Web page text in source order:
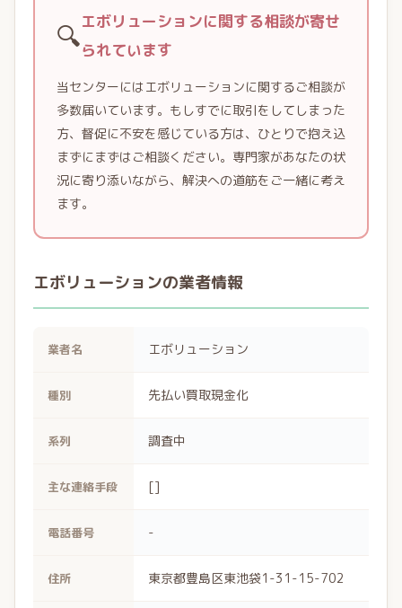
🔍エボリューションに関する相談が寄せ
られています
当センターにはエボリューションに関するご相談が
多数届いています。もしすでに取引をしてしまった
方、督促に不安を感じている方は、ひとりで抱え込
まずにまずはご相談ください。専門家があなたの状
況に寄り添いながら、解決への道筋をご一緒に考え
ます。
エボリューションの業者情報
業者名 エボリューション
種別 先払い買取現金化
系列 調査中
主な連絡手段 []
電話番号 -
住所 東京都豊島区東池袋1-31-15-702